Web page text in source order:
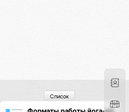
Список